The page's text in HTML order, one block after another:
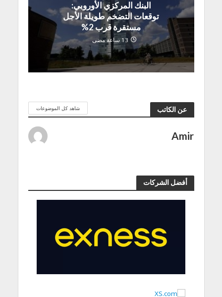
البنك المركزي الأوروبي:
توقعات التضخم طويلة الأجل
مستقرة قرب 2%
13 ساعة مضى
عن الكاتب شاهد كل الموضوعات
Amir
أفضل الشركات